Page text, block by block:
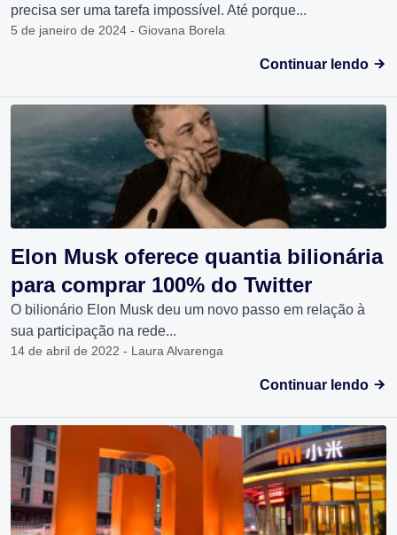
precisa ser uma tarefa impossível. Até porque...
5 de janeiro de 2024 - Giovana Borela
Continuar lendo
Elon Musk oferece quantia bilionária
para comprar 100% do Twitter
O bilionário Elon Musk deu um novo passo em relação à
sua participação na rede...
14 de abril de 2022 - Laura Alvarenga
Continuar lendo